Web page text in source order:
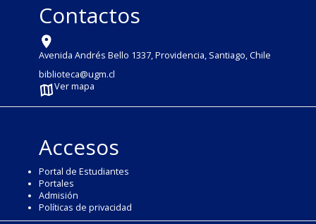
Contactos
Avenida Andrés Bello 1337, Providencia, Santiago, Chile
biblioteca@ugm.cl
Ver mapa
Accesos
Portal de Estudiantes
Portales
Admisión
Políticas de privacidad